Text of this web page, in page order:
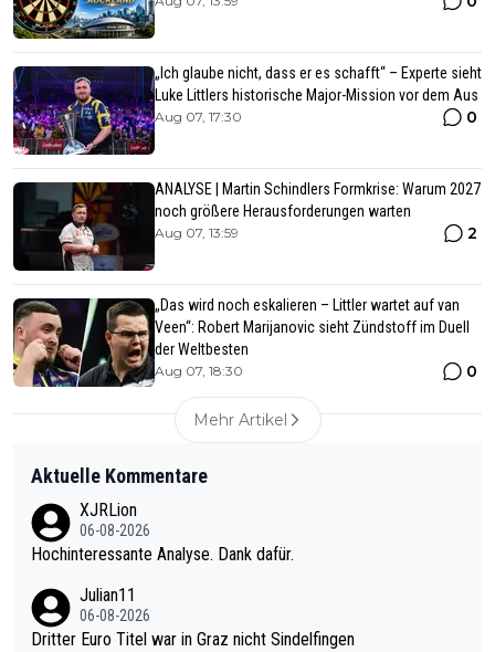
„Ich glaube nicht, dass er es schafft“ – Experte sieht
Luke Littlers historische Major-Mission vor dem Aus
Aug 07, 17:30 0
ANALYSE | Martin Schindlers Formkrise: Warum 2027
noch größere Herausforderungen warten
Aug 07, 13:59 2
„Das wird noch eskalieren – Littler wartet auf van
Veen“: Robert Marijanovic sieht Zündstoff im Duell
der Weltbesten
Aug 07, 18:30 0
Mehr Artikel
Aktuelle Kommentare
XJRLion
06-08-2026
Hochinteressante Analyse. Dank dafür.
Julian11
06-08-2026
Dritter Euro Titel war in Graz nicht Sindelfingen